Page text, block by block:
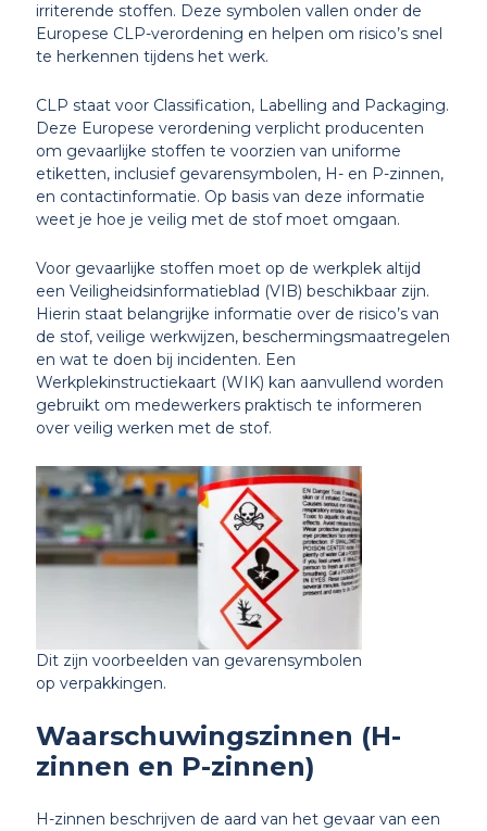
irriterende stoffen. Deze symbolen vallen onder de
Europese CLP-verordening en helpen om risico’s snel
te herkennen tijdens het werk.
CLP staat voor Classification, Labelling and Packaging.
Deze Europese verordening verplicht producenten
om gevaarlijke stoffen te voorzien van uniforme
etiketten, inclusief gevarensymbolen, H- en P-zinnen,
en contactinformatie. Op basis van deze informatie
weet je hoe je veilig met de stof moet omgaan.
Voor gevaarlijke stoffen moet op de werkplek altijd
een Veiligheidsinformatieblad (VIB) beschikbaar zijn.
Hierin staat belangrijke informatie over de risico’s van
de stof, veilige werkwijzen, beschermingsmaatregelen
en wat te doen bij incidenten. Een
Werkplekinstructiekaart (WIK) kan aanvullend worden
gebruikt om medewerkers praktisch te informeren
over veilig werken met de stof.
Dit zijn voorbeelden van gevarensymbolen
op verpakkingen.
Waarschuwingszinnen (H-
zinnen en P-zinnen)
H-zinnen beschrijven de aard van het gevaar van een